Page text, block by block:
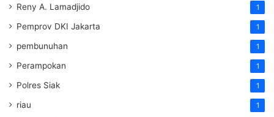
Reny A. Lamadjido 1
Pemprov DKI Jakarta 1
pembunuhan 1
Perampokan 1
Polres Siak 1
riau 1